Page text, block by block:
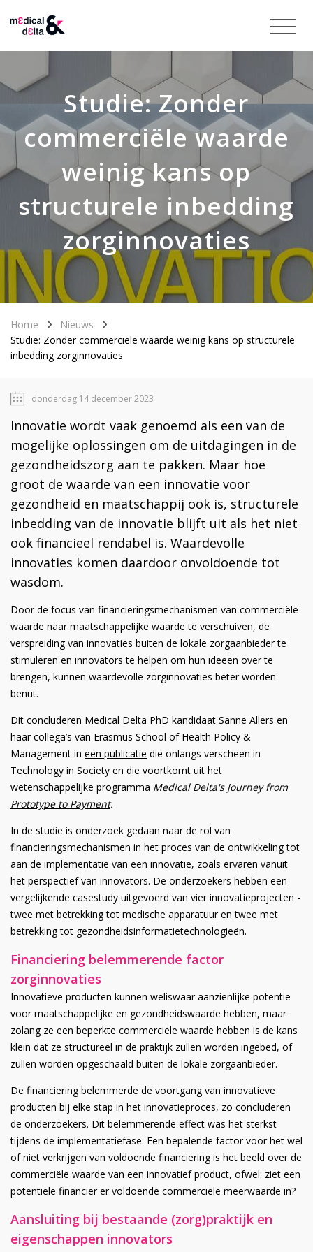
Studie: Zonder
commerciële waarde
weinig kans op
structurele inbedding
zorginnovaties
Home
Nieuws
Studie: Zonder commerciële waarde weinig kans op structurele
inbedding zorginnovaties
donderdag 14 december 2023
Innovatie wordt vaak genoemd als een van de
mogelijke oplossingen om de uitdagingen in de
gezondheidszorg aan te pakken. Maar hoe
groot de waarde van een innovatie voor
gezondheid en maatschappij ook is, structurele
inbedding van de innovatie blijft uit als het niet
ook financieel rendabel is. Waardevolle
innovaties komen daardoor onvoldoende tot
wasdom.
Door de focus van financieringsmechanismen van commerciële
waarde naar maatschappelijke waarde te verschuiven, de
verspreiding van innovaties buiten de lokale zorgaanbieder te
stimuleren en innovators te helpen om hun ideeën over te
brengen, kunnen waardevolle zorginnovaties beter worden
benut.
Dit concluderen Medical Delta PhD kandidaat Sanne Allers en
haar collega’s van Erasmus School of Health Policy &
Management in een publicatie die onlangs verscheen in
Technology in Society en die voortkomt uit het
wetenschappelijke programma Medical Delta's Journey from
Prototype to Payment.
In de studie is onderzoek gedaan naar de rol van
financieringsmechanismen in het proces van de ontwikkeling tot
aan de implementatie van een innovatie, zoals ervaren vanuit
het perspectief van innovators. De onderzoekers hebben een
vergelijkende casestudy uitgevoerd van vier innovatieprojecten -
twee met betrekking tot medische apparatuur en twee met
betrekking tot gezondheidsinformatietechnologieën.
Financiering belemmerende factor
zorginnovaties
Innovatieve producten kunnen weliswaar aanzienlijke potentie
voor maatschappelijke en gezondheidswaarde hebben, maar
zolang ze een beperkte commerciële waarde hebben is de kans
klein dat ze structureel in de praktijk zullen worden ingebed, of
zullen worden opgeschaald buiten de lokale zorgaanbieder.
De financiering belemmerde de voortgang van innovatieve
producten bij elke stap in het innovatieproces, zo concluderen
de onderzoekers. Dit belemmerende effect was het sterkst
tijdens de implementatiefase. Een bepalende factor voor het wel
of niet verkrijgen van voldoende financiering is het beeld over de
commerciële waarde van een innovatief product, ofwel: ziet een
potentiële financier er voldoende commerciële meerwaarde in?
Aansluiting bij bestaande (zorg)praktijk en
eigenschappen innovators